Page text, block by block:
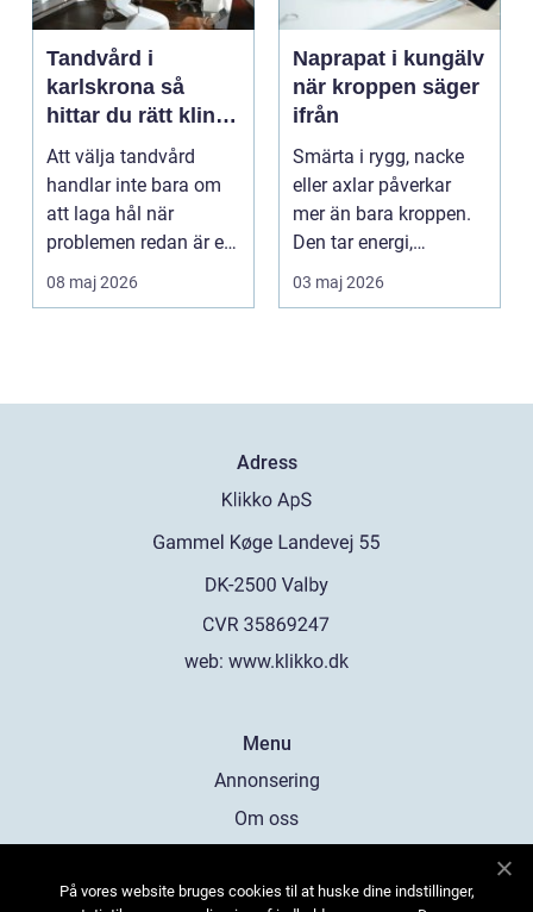
Tandvård i
karlskrona så
hittar du rätt klinik
för långsiktig
munhälsa
Att välja tandvård
handlar inte bara om
att laga hål när
problemen redan är ett
faktum. Det handlar ...
08 maj 2026
Naprapat i kungälv
när kroppen säger
ifrån
Smärta i rygg, nacke
eller axlar påverkar
mer än bara kroppen.
Den tar energi,
koncentration och
03 maj 2026
Adress
web: www.klikko.dk
Menu
Annonsering
Om oss
Kontakta oss
På vores website bruges cookies til at huske dine indstillinger,